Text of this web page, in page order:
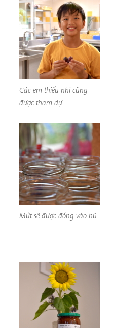
Các em thiếu nhi cũng
được tham dự
Mứt sẽ được đóng vào hũ